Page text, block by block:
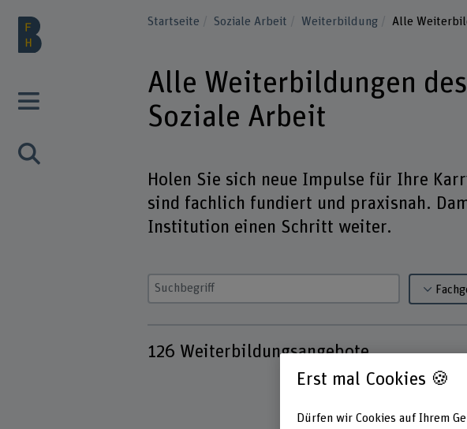
Startseite Soziale Arbeit Weiterbildung Alle
Alle Weiterbildungen
Soziale Arbeit
Holen Sie sich neue Impulse für Ihre
sind fachlich fundiert und praxisnah.
Institution einen Schritt weiter.
Suchbegriff eingeben
126 Weiterbildungsangebote
Erst mal Cookies 🍪
Dürfen wir Cookies auf Ihrem